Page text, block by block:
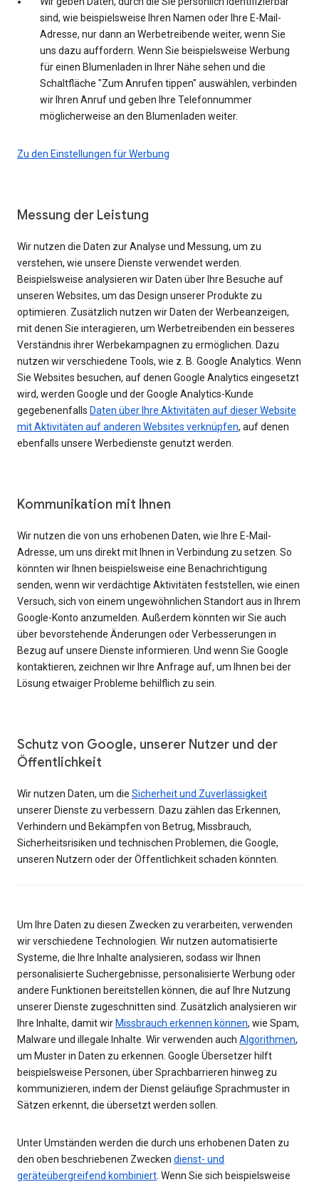
sind, wie beispielsweise Ihren Namen oder Ihre E-Mail-
Adresse, nur dann an Werbetreibende weiter, wenn Sie
uns dazu auffordern. Wenn Sie beispielsweise Werbung
für einen Blumenladen in Ihrer Nähe sehen und die
Schaltfläche "Zum Anrufen tippen" auswählen, verbinden
wir Ihren Anruf und geben Ihre Telefonnummer
möglicherweise an den Blumenladen weiter.
Zu den Einstellungen für Werbung
Messung der Leistung
Wir nutzen die Daten zur Analyse und Messung, um zu
verstehen, wie unsere Dienste verwendet werden.
Beispielsweise analysieren wir Daten über Ihre Besuche auf
unseren Websites, um das Design unserer Produkte zu
optimieren. Zusätzlich nutzen wir Daten der Werbeanzeigen,
mit denen Sie interagieren, um Werbetreibenden ein besseres
Verständnis ihrer Werbekampagnen zu ermöglichen. Dazu
nutzen wir verschiedene Tools, wie z. B. Google Analytics. Wenn
Sie Websites besuchen, auf denen Google Analytics eingesetzt
wird, werden Google und der Google Analytics-Kunde
gegebenenfalls Daten über Ihre Aktivitäten auf dieser Website
mit Aktivitäten auf anderen Websites verknüpfen, auf denen
ebenfalls unsere Werbedienste genutzt werden.
Kommunikation mit Ihnen
Wir nutzen die von uns erhobenen Daten, wie Ihre E-Mail-
Adresse, um uns direkt mit Ihnen in Verbindung zu setzen. So
könnten wir Ihnen beispielsweise eine Benachrichtigung
senden, wenn wir verdächtige Aktivitäten feststellen, wie einen
Versuch, sich von einem ungewöhnlichen Standort aus in Ihrem
Google-Konto anzumelden. Außerdem könnten wir Sie auch
über bevorstehende Änderungen oder Verbesserungen in
Bezug auf unsere Dienste informieren. Und wenn Sie Google
kontaktieren, zeichnen wir Ihre Anfrage auf, um Ihnen bei der
Lösung etwaiger Probleme behilflich zu sein.
Schutz von Google, unserer Nutzer und der
Öffentlichkeit
Wir nutzen Daten, um die Sicherheit und Zuverlässigkeit
unserer Dienste zu verbessern. Dazu zählen das Erkennen,
Verhindern und Bekämpfen von Betrug, Missbrauch,
Sicherheitsrisiken und technischen Problemen, die Google,
unseren Nutzern oder der Öffentlichkeit schaden könnten.
Um Ihre Daten zu diesen Zwecken zu verarbeiten, verwenden
wir verschiedene Technologien. Wir nutzen automatisierte
Systeme, die Ihre Inhalte analysieren, sodass wir Ihnen
personalisierte Suchergebnisse, personalisierte Werbung oder
andere Funktionen bereitstellen können, die auf Ihre Nutzung
unserer Dienste zugeschnitten sind. Zusätzlich analysieren wir
Ihre Inhalte, damit wir Missbrauch erkennen können, wie Spam,
Malware und illegale Inhalte. Wir verwenden auch Algorithmen,
um Muster in Daten zu erkennen. Google Übersetzer hilft
beispielsweise Personen, über Sprachbarrieren hinweg zu
kommunizieren, indem der Dienst geläufige Sprachmuster in
Sätzen erkennt, die übersetzt werden sollen.
Unter Umständen werden die durch uns erhobenen Daten zu
den oben beschriebenen Zwecken dienst- und
geräteübergreifend kombiniert . Wenn Sie sich beispielsweise